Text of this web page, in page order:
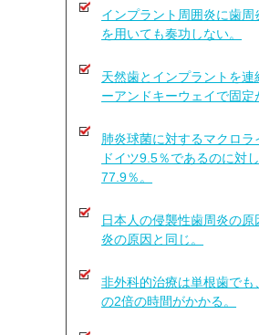
インプラント周囲炎に歯
を用いても奏功しない。
天然歯とインプラントを連
ーアンドキーウェイで固定
肺炎球菌に対するマクロラ
ドイツ9.5％であるのに対
77.9％。
日本人の侵襲性歯周炎の原
炎の原因と同じ。
非外科的治療は単根歯でも
の2倍の時間がかかる。